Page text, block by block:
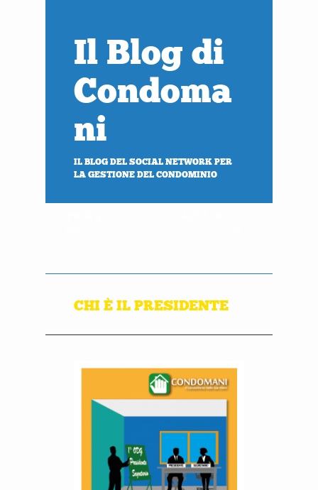
Il Blog di
Condoma
ni
IL BLOG DEL SOCIAL NETWORK PER
LA GESTIONE DEL CONDOMINIO
CHI È IL PRESIDENTE